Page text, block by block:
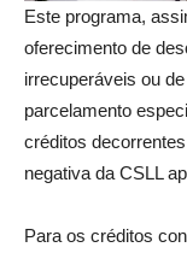
Este programa,
oferecimento de
irrecuperáveis ou
parcelamento
créditos
negativa da CSLL
Para os créditos